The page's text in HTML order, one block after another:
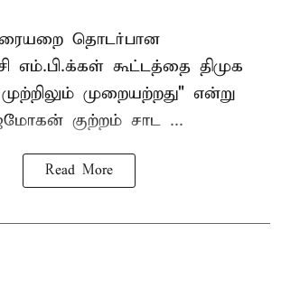
தொடர்பான
எம்.பி.க்கள் கூட்டத்தை திமுக
முறையற்றது" என்று
குற்றம் சாட ...
Read More